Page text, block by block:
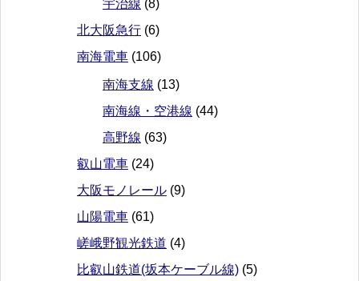
宇治線 (8)
北大阪急行 (6)
南海電車 (106)
南海支線 (13)
南海線・空港線 (44)
高野線 (63)
叡山電車 (24)
大阪モノレール (9)
山陽電車 (61)
嵯峨野観光鉄道 (4)
比叡山鉄道(坂本ケーブル線) (5)